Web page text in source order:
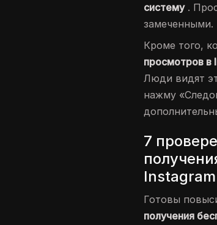
систему.
замеченными.
Кроме того,
просмотров в
Люди видят
нажму
7
Instagram
Готовы
получения